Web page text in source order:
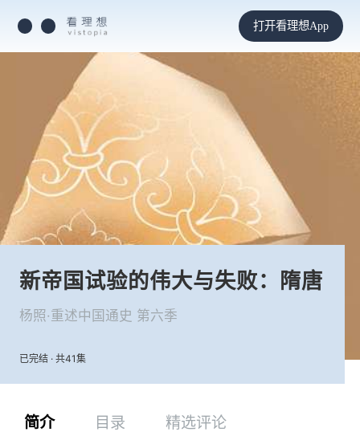
打开看理想App
新帝国试验的伟大与失败：隋唐
杨照·重述中国通史 第六季
已完结 · 共41集
简介 目录 精选评论